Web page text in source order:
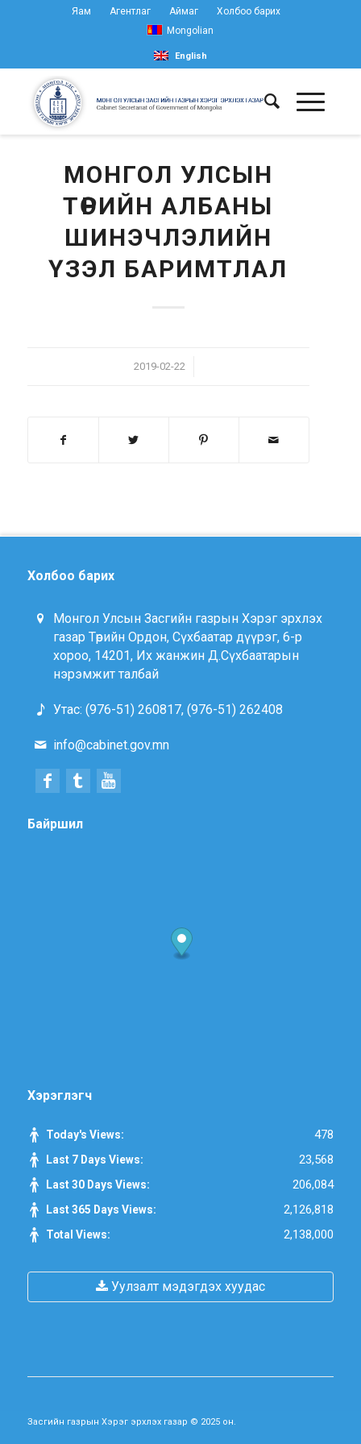
Яам Агентлаг Аймаг
Холбоо барих
Mongolian
English
МОНГОЛ УЛСЫН
ТӨРИЙН АЛБАНЫ
ШИНЭЧЛЭЛИЙН
ҮЗЭЛ БАРИМТЛАЛ
2019-02-22
/
Холбоо барих
Монгол Улсын Засгийн газрын Хэрэг эрхлэх
газар Төрийн Ордон, Сүхбаатар дүүрэг, 6-р
хороо, 14201, Их жанжин Д.Сүхбаатарын
нэрэмжит талбай
Утас: (976-51) 260817, (976-51) 262408
info@cabinet.gov.mn
Байршил
Хэрэглэгч
Today's Views: 478
Last 7 Days Views: 23,568
Last 30 Days Views: 206,084
Last 365 Days Views: 2,126,818
Total Views: 2,138,000
Уулзалт мэдэгдэх хуудас
Засгийн газрын Хэрэг эрхлэх газар © 2025 он.